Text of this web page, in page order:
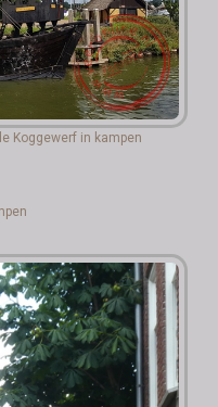
Koggewerf in kampen